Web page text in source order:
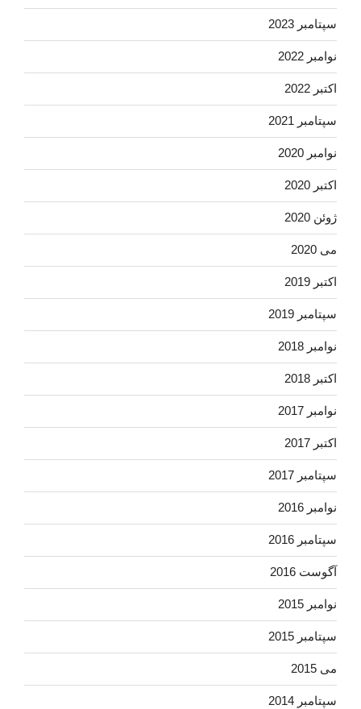
سپتامبر 2023
نوامبر 2022
اکتبر 2022
سپتامبر 2021
نوامبر 2020
اکتبر 2020
ژوئن 2020
می 2020
اکتبر 2019
سپتامبر 2019
نوامبر 2018
اکتبر 2018
نوامبر 2017
اکتبر 2017
سپتامبر 2017
نوامبر 2016
سپتامبر 2016
آگوست 2016
نوامبر 2015
سپتامبر 2015
می 2015
سپتامبر 2014